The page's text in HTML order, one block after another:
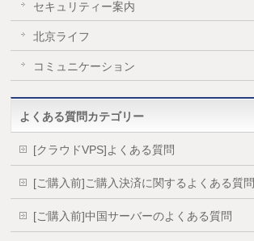
セキュリティー案内
北京ライフ
コミュニケーション
よくある質問カテゴリー
[クラウドVPS]よくある質問
[ご購入前]ご購入決済に関するよくある質問
[ご購入前]中国サーバーのよくある質問